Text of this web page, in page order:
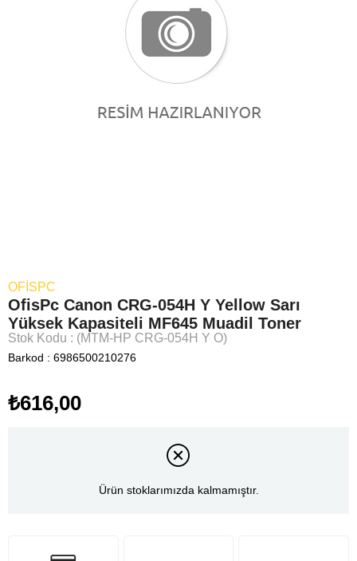
OFİSPC
OfisPc Canon CRG-054H Y Yellow Sarı
Yüksek Kapasiteli MF645 Muadil Toner
Stok Kodu (MTM-HP CRG-054H Y O)
Barkod : 6986500210276
₺616,00
Ürün stoklarımızda kalmamıştır.